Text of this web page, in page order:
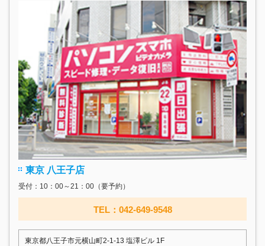
東京 八王子店
受付：10：00～21：00（要予約）
TEL：042-649-9548
東京都八王子市元横山町2-1-13 塩澤ビル 1F